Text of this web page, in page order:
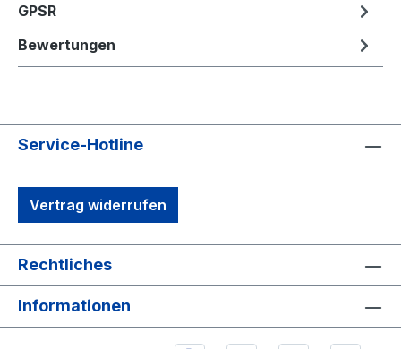
GPSR
Bewertungen
Service-Hotline
Vertrag widerrufen
Rechtliches
Informationen